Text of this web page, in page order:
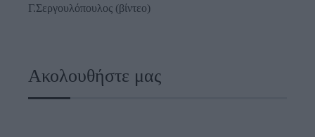
Γ.Σεργουλόπουλος (βίντεο)
Ακολουθήστε μας